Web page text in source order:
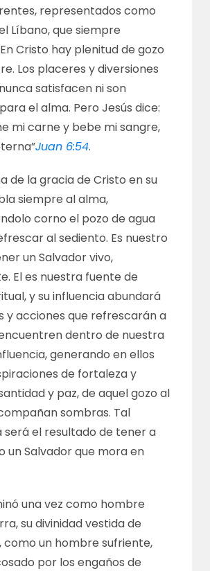
representados como
Líbano, que siempre
Cristo hay plenitud de gozo
Los placeres y diversiones
satisfacen ni son
el alma. Pero Jesús dice:
mi carne y bebe mi sangre,
Juan 6:54.
de la gracia de Cristo en su
siempre al alma,
corno el pozo de agua
al sediento. Es nuestro
un Salvador vivo,
El es nuestra fuente de
y su influencia abundará
y acciones que refrescarán a
dentro de nuestra
generando en ellos
de fortaleza y
y paz, de aquel gozo al
sombras. Tal
será el resultado de tener a
un Salvador que mora en
una vez como hombre
su divinidad vestida de
como un hombre sufriente,
por los engaños de